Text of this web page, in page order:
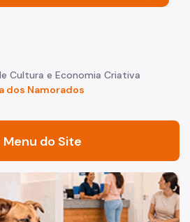
Cultura e Economia Criativa
dos Namorados
Menu do Site
caramelo e uma gata rajada,